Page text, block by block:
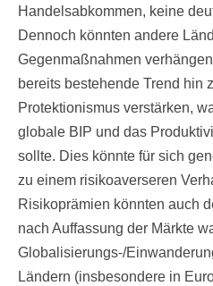
Handelsabkommen, keine
Dennoch könnten andere
Gegenmaßnahmen
bereits bestehende Trend hin
Protektionismus verstärken,
globale BIP und das
sollte. Dies könnte für sich
zu einem risikoaverseren
Risikoprämien könnten auch
nach Auffassung der Märkte
Globalisierungs-/
Ländern (insbesondere in